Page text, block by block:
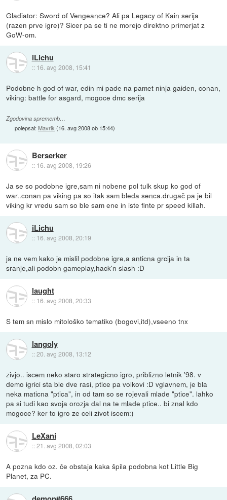
Gladiator: Sword of Vengeance? Ali pa Legacy of Kain serija
(razen prve igre)? Sicer pa se ti ne morejo direktno primerjat z
GoW-om.
iLichu
:: 16. avg 2008, 15:41
Podobne h god of war, edin mi pade na pamet ninja gaiden, conan,
viking: battle for asgard, mogoce dmc serija
Zgodovina sprememb…
polepsal:Mavrik (16. avg 2008 ob 15:44)
Berserker
:: 16. avg 2008, 19:26
Ja se so podobne igre,sam ni nobene pol tulk skup ko god of
war..conan pa viking pa so itak sam bleda senca.drugač pa je bil
viking kr vredu sam so ble sam ene in iste finte pr speed killah.
iLichu
:: 16. avg 2008, 20:19
ja ne vem kako je mislil podobne igre,a anticna grcija in ta
sranje,ali podobn gameplay,hack'n slash :D
laught
:: 16. avg 2008, 20:33
S tem sn mislo mitološko tematiko (bogovi,itd),vseeno tnx
langoly
::20. avg 2008, 13:12
zivjo.. iscem neko staro strategicno igro, priblizno letnik '98. v
demo igrici sta ble dve rasi, ptice pa volkovi :D vglavnem, je bla
neka maticna "ptica", in od tam so se rojevali mlade "ptice". lahko
pa si tudi kao svoja orozja dal na te mlade ptice.. bi znal kdo
mogoce? ker to igro ze celi zivot iscem:)
LeXani
::21. avg 2008, 02:03
A pozna kdo oz. če obstaja kaka špila podobna kot Little Big
Planet, za PC.